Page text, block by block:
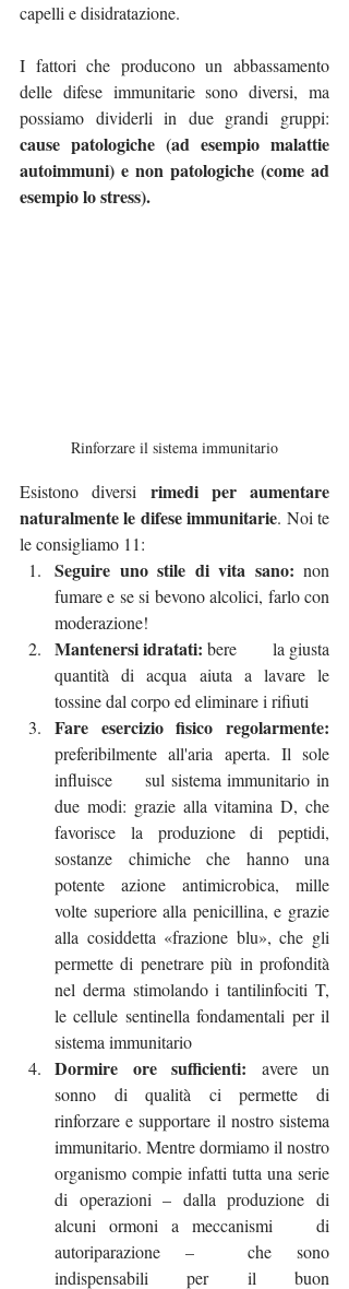
capelli e disidratazione.
I fattori che producono un abbassamento
delle difese immunitarie sono diversi, ma
possiamo dividerli in due grandi gruppi:
cause patologiche (ad esempio malattie
autoimmuni) e non patologiche (come ad
esempio lo stress).
Rinforzare il sistema immunitario
Esistono diversi rimedi per aumentare
naturalmente le difese immunitarie. Noi te
le consigliamo 11:
Seguire uno stile di vita sano: non
fumare e se si bevono alcolici, farlo con
moderazione!
Mantenersi idratati: bere 	la giusta
quantità di acqua aiuta a lavare le
tossine dal corpo ed eliminare i rifiuti
preferibilmente all'aria aperta. Il sole
influisce 	sul sistema immunitario in
due modi: grazie alla vitamina D, che
favorisce la produzione di peptidi,
sostanze chimiche che hanno una
potente azione antimicrobica, mille
volte superiore alla penicillina, e grazie
alla cosiddetta «frazione blu», che gli
permette di penetrare più in profondità
nel derma stimolando i tantilinfociti T,
le cellule sentinella fondamentali per il
sistema immunitario
Dormire ore sufficienti: avere un
sonno di qualità ci permette di
rinforzare e supportare il nostro sistema
immunitario. Mentre dormiamo il nostro
organismo compie infatti tutta una serie
di operazioni – dalla produzione di
alcuni ormoni a meccanismi 	di
autoriparazione – 	che sono
indispensabili per il buon